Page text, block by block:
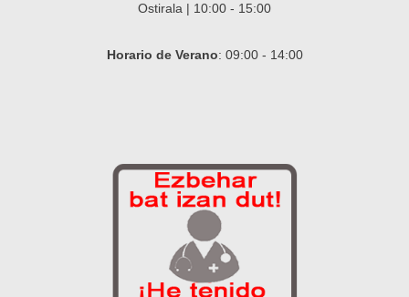
Ostirala | 10:00 - 15:00
Horario de Verano: 09:00 - 14:00